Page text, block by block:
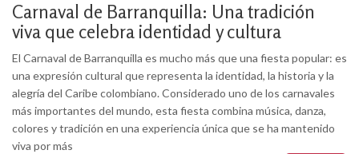
Carnaval de Barranquilla: Una tradición
viva que celebra identidad y cultura
El Carnaval de Barranquilla es mucho más que una fiesta popular: es
una expresión cultural que representa la identidad, la historia y la
alegría del Caribe colombiano. Considerado uno de los carnavales
más importantes del mundo, esta fiesta combina música, danza,
colores y tradición en una experiencia única que se ha mantenido
viva por más